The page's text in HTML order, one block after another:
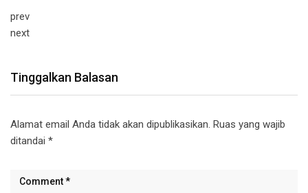
prev
next
Tinggalkan Balasan
Alamat email Anda tidak akan dipublikasikan. Ruas yang wajib
ditandai *